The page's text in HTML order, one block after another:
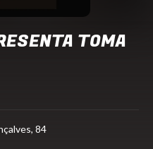
TOMA
84